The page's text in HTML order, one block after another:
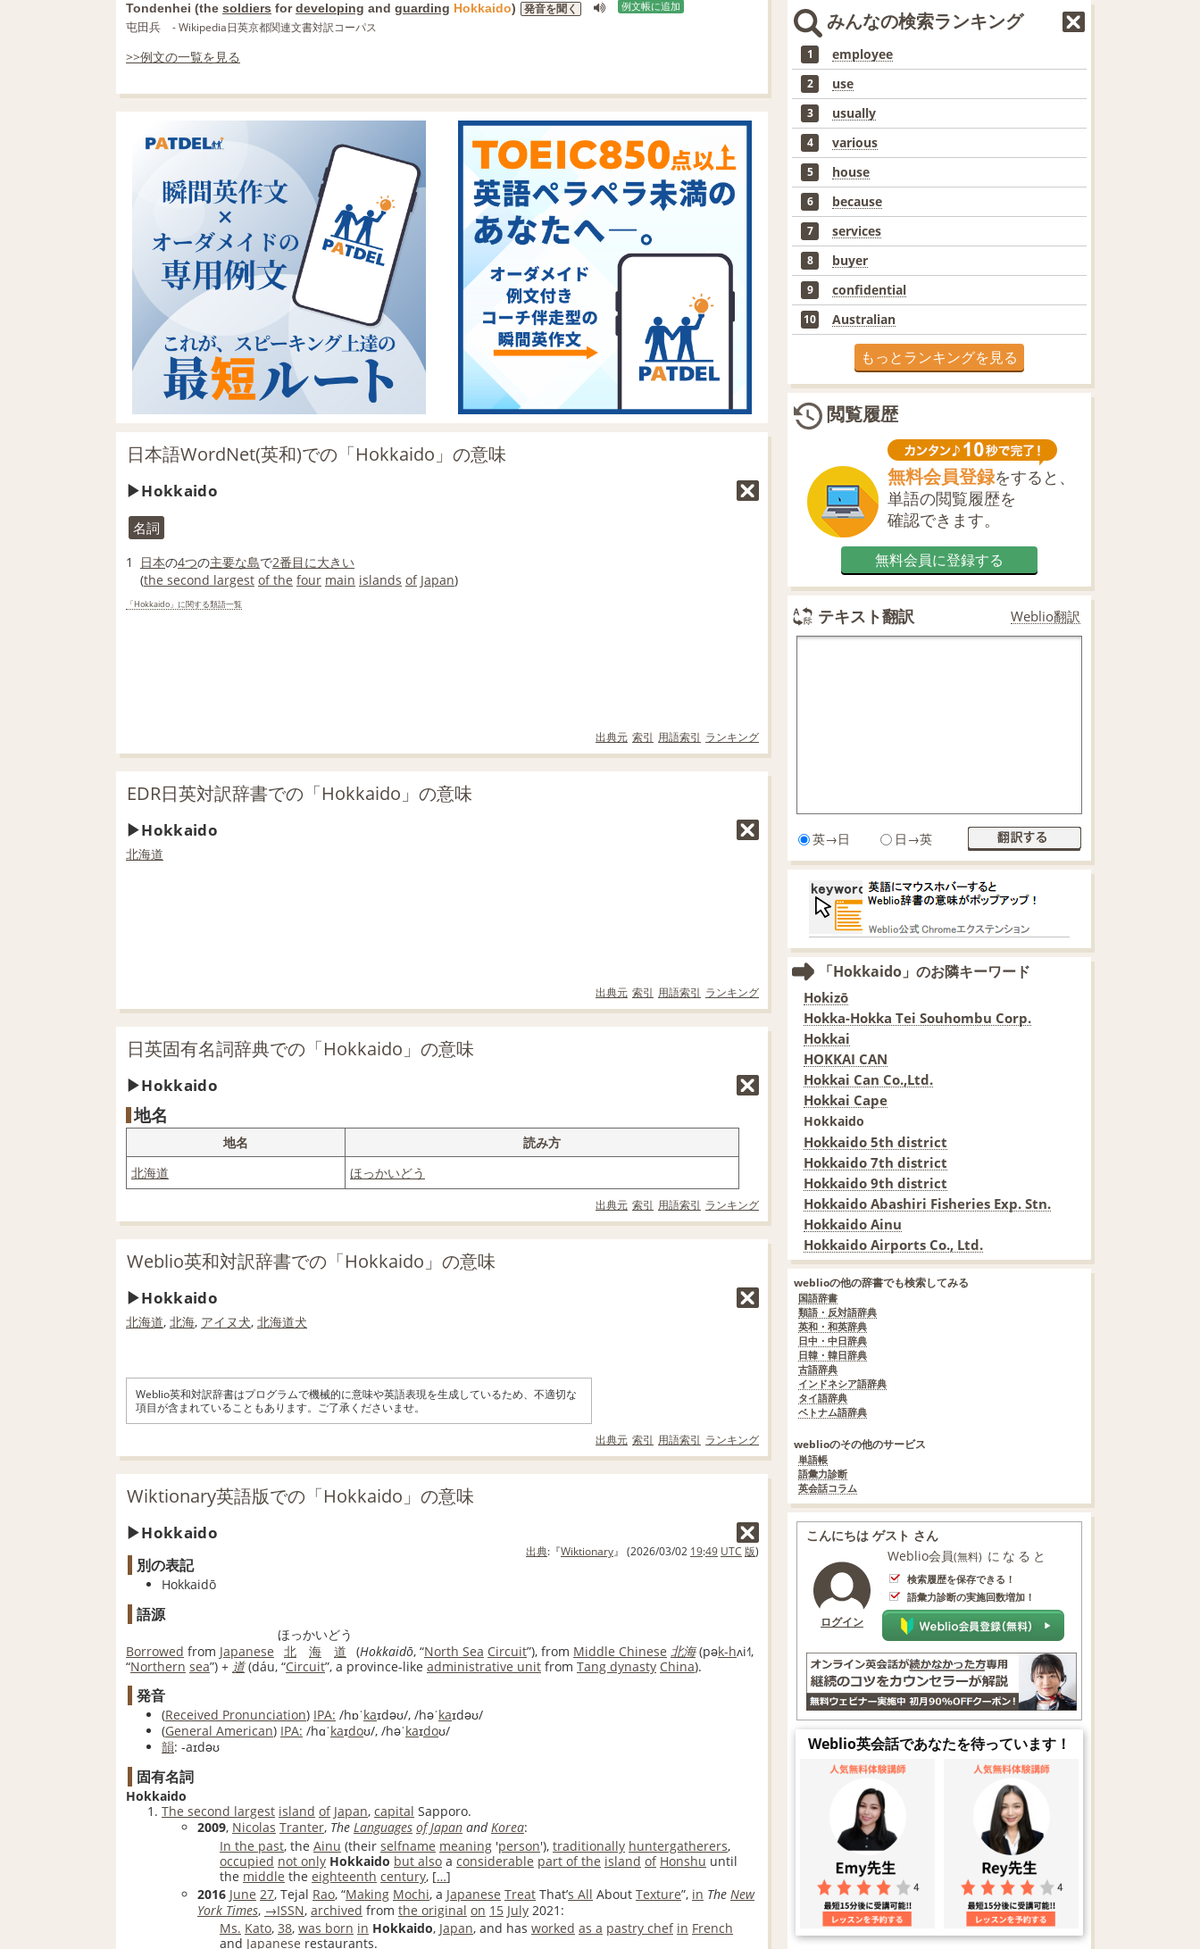
Tondenhei (the soldiers fordeveloping and guarding Hokkaido) 発音を聞く 例文帳に追加
屯田兵 - Wikipedia日英京都関連文書対訳コーパス
>>例文の一覧を見る
日本語WordNet(英和)での「Hokkaido」の意味
Hokkaido
名詞
1 日本の4つの主要な島で2番目に大きい
(the second largest of the four main islands of Japan)
「Hokkaido」に関する類語一覧
出典元 索引 用語索引 ランキング
EDR日英対訳辞書での「Hokkaido」の意味
Hokkaido
北海道
出典元 索引 用語索引 ランキング
日英固有名詞辞典での「Hokkaido」の意味
Hokkaido
地名
地名
読み方
北海道
ほっかいどう
出典元 索引 用語索引 ランキング
Weblio英和対訳辞書での「Hokkaido」の意味
Hokkaido
北海道, 北海, アイヌ犬, 北海道犬
Weblio英和対訳辞書はプログラムで機械的に意味や英語表現を生成しているため、不適切な
項目が含まれていることもあります。ご了承くださいませ。
出典元 索引 用語索引 ランキング
Wiktionary英語版での「Hokkaido」の意味
Hokkaido
出典:『Wiktionary 』 (2026/03/02 19:49 UTC 版)
別の表記
Hokkaidō
語源
Borrowed from Japanese 北
ほっ
海
かい
道
どう
(Hokkaidō, “North Sea Circuit”), from Middle Chinese 北海 (pək-hʌi˧˥,
“Northern sea”) +‎ 道 (dáu, “Circuit”, a province-like administrative unit from Tang dynasty China).
発音
(Received Pronunciation) IPA: /hɒˈkaɪdəʊ/, /həˈkaɪdəʊ/
(General American) IPA: /hɑˈkaɪdoʊ/, /həˈkaɪdoʊ/
韻: -aɪdəʊ
固有名詞
Hokkaido
The second largest island of Japan, capital Sapporo.
2009, Nicolas Tranter, The Languages of Japan and Korea:
In the past, the Ainu (their selfname meaning 'person'), traditionally huntergatherers,
occupied not only Hokkaido but also a considerable part of the island of Honshu until
the middle the eighteenth century, […]
2016 June 27, Tejal Rao, “Making Mochi, a Japanese Treat That’s All About Texture”, in The New
York Times‎, →ISSN, archived from the original on 15 July 2021 :
Ms. Kato, 38, was born in Hokkaido, Japan, and has worked as a pastry chef in French
and Japanese restaurants.
みんなの検索ランキング
1 employee
2 use
3 usually
4 various
5 house
6 because
7 services
8 buyer
9 confidential
10 Australian
もっとランキングを見る
閲覧履歴
無料会員登録をすると、
単語の閲覧履歴を
確認できます。
無料会員に登録する
テキスト翻訳 Weblio翻訳
英→日 日→英
「Hokkaido」のお隣キーワード
Hokizō
Hokka-Hokka Tei Souhombu Corp.
Hokkai
HOKKAI CAN
Hokkai Can Co.,Ltd.
Hokkai Cape
Hokkaido
Hokkaido 5th district
Hokkaido 7th district
Hokkaido 9th district
Hokkaido Abashiri Fisheries Exp. Stn.
Hokkaido Ainu
Hokkaido Airports Co., Ltd.
weblioの他の辞書でも検索してみる
国語辞書
類語・反対語辞典
英和・和英辞典
日中・中日辞典
日韓・韓日辞典
古語辞典
インドネシア語辞典
タイ語辞典
ベトナム語辞典
weblioのその他のサービス
単語帳
語彙力診断
英会話コラム
こんにちは ゲスト さん
ログイン
Weblio会員(無料) になると
検索履歴を保存できる！
語彙力診断の実施回数増加！
Weblio英会話であなたを待っています！